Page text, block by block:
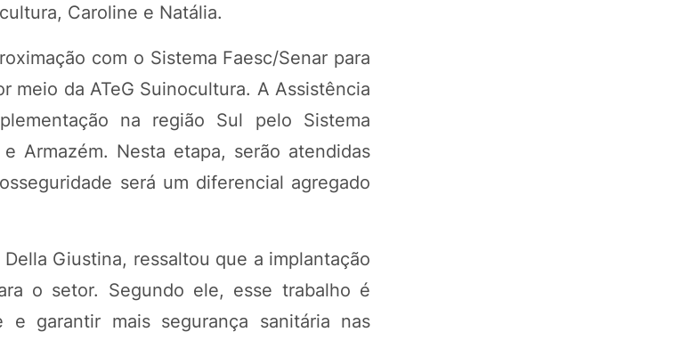
Caroline e Natália.
com o Sistema Faesc/Senar para
meio da ATeG Suinocultura. A Assistência
na região Sul pelo Sistema
Armazém. Nesta etapa, serão atendidas
será um diferencial agregado
Giustina, ressaltou que a implantação
o setor. Segundo ele, esse trabalho é
e garantir mais segurança sanitária nas